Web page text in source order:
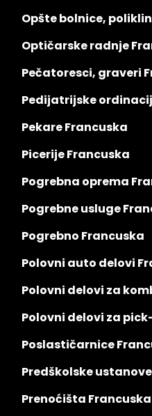
Opšte bolnice,
Optičarske radnje
Pečatoresci, graveri
Pedijatrijske
Pekare Francuska
Picerije Francuska
Pogrebna oprema
Pogrebne usluge
Pogrebno Francuska
Polovni auto delovi
Polovni delovi za
Polovni delovi za
Poslastičarnice
Predškolske
Prenoćišta Francuska